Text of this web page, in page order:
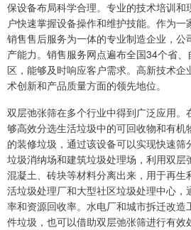
保设备布局科学合理。专业的技术培训和
户快速掌握设备操作和维护技能。作为一
销售售后服务为一体的专业制造企业，公
产能力。销售服务网点遍布全国34个省
区，能够及时响应客户需求。高新技术
术创新和产品质量方面的领先地位。
双层弛张筛在多个行业中得到广泛应用
够高效分选生活垃圾中的可回收物和有机
的装修垃圾，通过该设备可以实现快速
垃圾消纳场和建筑垃圾处理场，利用双层
混凝土、砖块等材料分离出来，用于再生
活垃圾处理厂和大型社区垃圾处理中心，
率和资源回收率。水电厂和城市拆迁改
件垃圾，也可以借助双层弛张筛进行有效